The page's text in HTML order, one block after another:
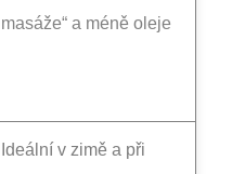
masáže“ a méně oleje
Ideální v zimě a při